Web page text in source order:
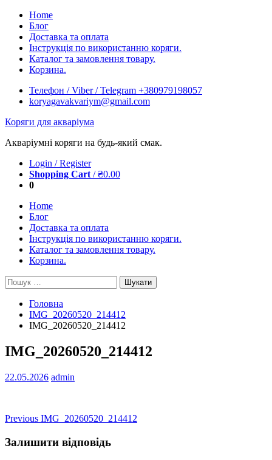
Skip
content
Home
Блог
Доставка та оплата
Інструкція по використанню коряги.
Каталог та замовлення товару.
Корзина.
Телефон / Viber / Telegram +380979198057
koryagavakvariym@gmail.com
Коряги для акваріума
Акваріумні коряги на будь-який смак.
Login / Register
Shopping Cart /₴0.00
0
Home
Блог
Доставка та оплата
Інструкція по використанню коряги.
Каталог та замовлення товару.
Корзина.
Пошук:
Головна
IMG_20260520_214412
IMG_20260520_214412
IMG_20260520_214412
22.05.2026 admin
Навігація
записів
Previous Previous
IMG_20260520_214412
Залишити відповідь